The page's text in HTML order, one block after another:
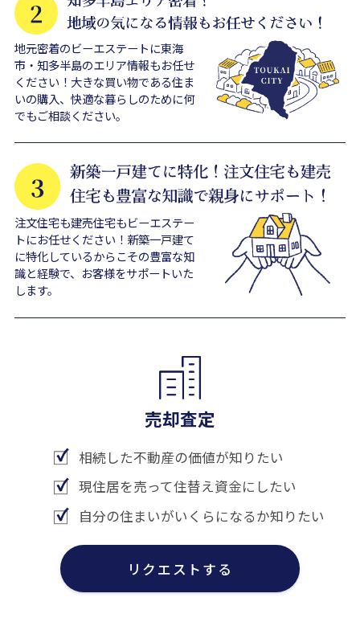
地元密着のビーエステートに東海
市・知多半島のエリア情報もお任せ
ください！大きな買い物である住ま
いの購入、快適な暮らしのために何
でもご相談ください。
注文住宅も建売住宅もビーエステー
トにお任せください！新築一戸建て
に特化しているからこその豊富な知
識と経験で、お客様をサポートいた
します。
売却査定
相続した不動産の価値が知りたい
現住居を売って住替え資金にしたい
自分の住まいがいくらになるか知りたい
リクエストする